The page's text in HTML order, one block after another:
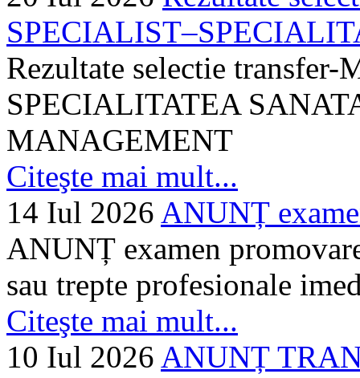
Rezultate selectie
SPECIALITATEA
MANAGEMENT
Citeşte mai mult...
14 Iul 2026 ANUNȚ
ANUNȚ examen
sau trepte profesionale
Citeşte mai mult...
10 Iul 2026 ANUNȚ